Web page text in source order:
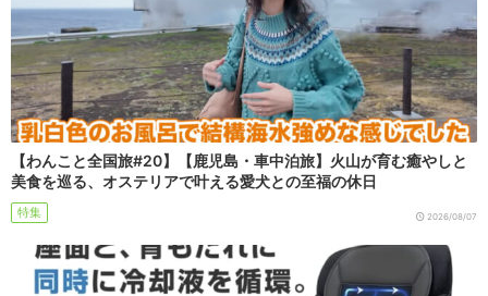
【わんこと全国旅#20】【鹿児島・車中泊旅】火山が育む癒やしと
美食を巡る、オステリアで叶える愛犬との至福の休日
特集 2026/08/07